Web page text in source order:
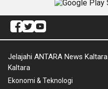
Jelajahi ANTARA News Kaltara
Kaltara
Ekonomi & Teknologi